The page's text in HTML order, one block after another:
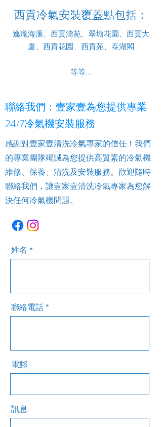
西貢冷氣安裝覆蓋點包括：
逸瓏海滙、西貢濤苑、翠塘花園、西貢大
廈、西貢花園、西貢苑、泰湖閣
等等...
聯絡我們：壹家壹為您提供專業
24/7冷氣機安裝服務
感謝對壹家壹清洗冷氣專家的信任！我們
的專業團隊竭誠為您提供高質素的冷氣機
維修、保養、清洗及安裝服務。歡迎隨時
聯絡我們，讓壹家壹清洗冷氣專家為您解
決任何冷氣機問題。
姓名
聯絡電話
電郵
訊息